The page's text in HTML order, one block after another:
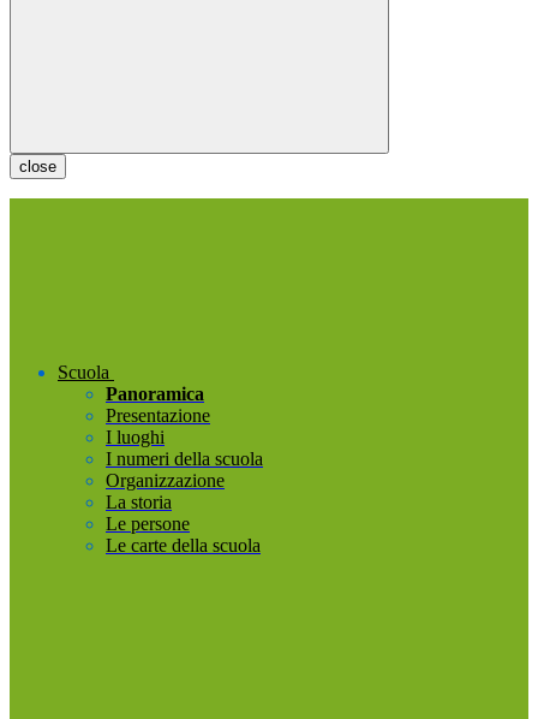
close
Scuola
Panoramica
Presentazione
I luoghi
I numeri della scuola
Organizzazione
La storia
Le persone
Le carte della scuola